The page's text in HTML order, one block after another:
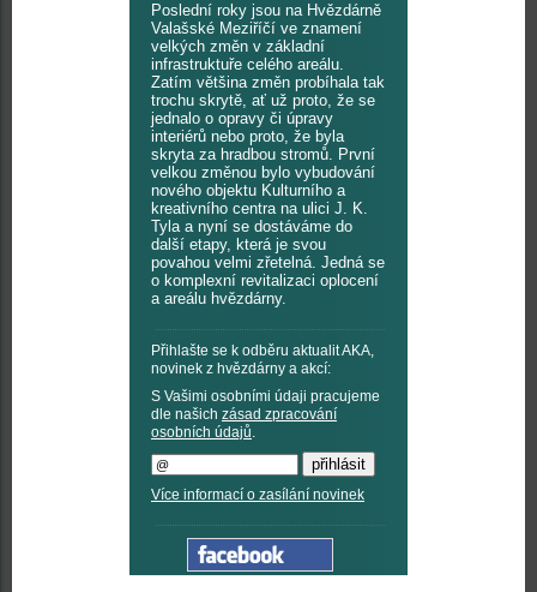
Poslední roky jsou na Hvězdárně
Valašské Meziříčí ve znamení
velkých změn v základní
infrastruktuře celého areálu.
Zatím většina změn probíhala tak
trochu skrytě, ať už proto, že se
jednalo o opravy či úpravy
interiérů nebo proto, že byla
skryta za hradbou stromů. První
velkou změnou bylo vybudování
nového objektu Kulturního a
kreativního centra na ulici J. K.
Tyla a nyní se dostáváme do
další etapy, která je svou
povahou velmi zřetelná. Jedná se
o komplexní revitalizaci oplocení
a areálu hvězdárny.
Přihlašte se k odběru aktualit AKA,
novinek z hvězdárny a akcí:
S Vašimi osobními údaji pracujeme
dle našich zásad zpracování
osobních údajů.
Více informací o zasílání novinek